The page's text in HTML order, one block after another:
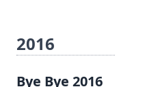
2016
Bye Bye 2016